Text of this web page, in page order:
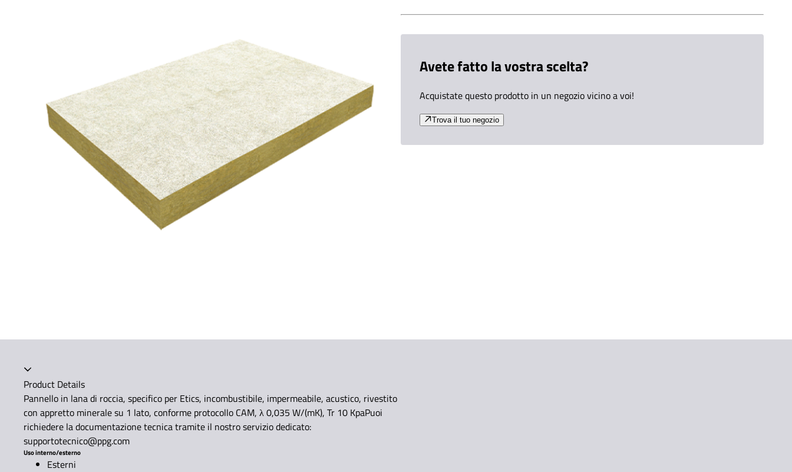
Avete fatto la vostra scelta?
Acquistate questo prodotto in un negozio vicino a voi!
Trova il tuo negozio
Product Details
Pannello in lana di roccia, specifico per Etics, incombustibile, impermeabile, acustico, rivestito
con appretto minerale su 1 lato, conforme protocollo CAM, λ 0,035 W/(mK), Tr 10 KpaPuoi
richiedere la documentazione tecnica tramite il nostro servizio dedicato:
supportotecnico@ppg.com
Uso interno/esterno
Esterni